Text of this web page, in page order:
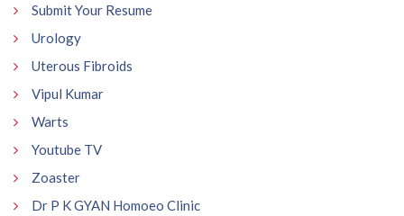
Submit Your Resume
Urology
Uterous Fibroids
Vipul Kumar
Warts
Youtube TV
Zoaster
Dr P K GYAN Homoeo Clinic